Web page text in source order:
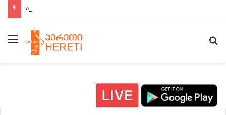
ახალი ამბები 15:00 საათზე
მენიუ